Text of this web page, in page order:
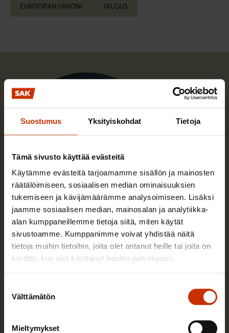
Suostumus Yksityiskohdat Tietoja
Tämä sivusto käyttää evästeitä
Käytämme evästeitä tarjoamamme sisällön ja mainosten
räätälöimiseen, sosiaalisen median ominaisuuksien
tukemiseen ja kävijämäärämme analysoimiseen. Lisäksi
jaamme sosiaalisen median, mainosalan ja analytiikka-
alan kumppaneillemme tietoja siitä, miten käytät
sivustoamme. Kumppanimme voivat yhdistää näitä
tietoja muihin tietoihin, joita olet antanut heille tai joita on
kerätty, kun olet käyttänyt heidän palvelujaan.
valinta
Välttämätön
Mieltymykset
EUROOPAN UNIONI TALOUS
Patrizio Lainà
Työskentelen pääekonomistina SAK:n